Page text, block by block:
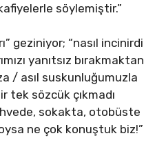
söylemiştir.”
geziniyor; “nasıl incinirdi
yanıtsız bırakmaktan
/ asıl suskunluğumuzla
tek sözcük çıkmadı
sokakta, otobüste
ne çok konuştuk biz!”